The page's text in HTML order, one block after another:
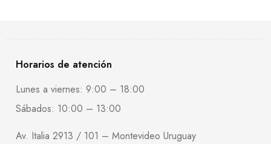
Horarios de atención
Lunes a viernes: 9:00 – 18:00
Sábados: 10:00 – 13:00
Av. Italia 2913 / 101 – Montevideo Uruguay